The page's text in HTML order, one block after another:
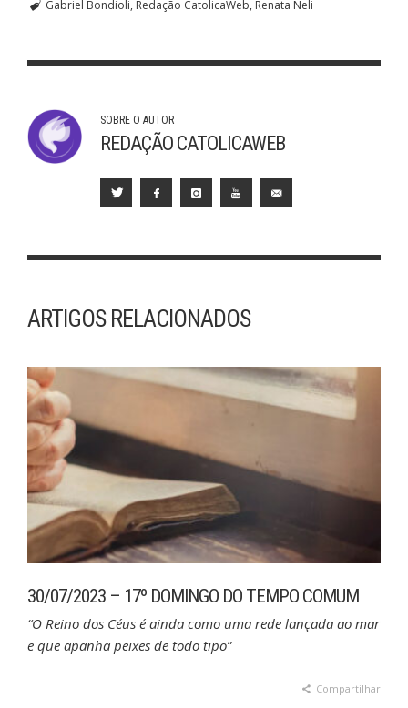
Gabriel Bondioli Redação CatolicaWeb Renata Neli
SOBRE O AUTOR
REDAÇÃO CATOLICAWEB
ARTIGOS RELACIONADOS
30/07/2023 – 17º DOMINGO DO TEMPO COMUM
“O Reino dos Céus é ainda como uma rede lançada ao mar
e que apanha peixes de todo tipo”
Compartilhar